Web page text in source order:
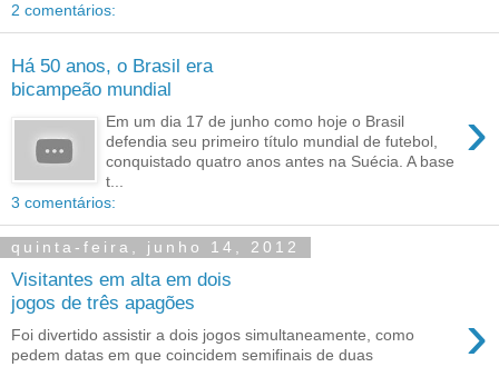
2 comentários:
Há 50 anos, o Brasil era
bicampeão mundial
›
Em um dia 17 de junho como hoje o Brasil
defendia seu primeiro título mundial de futebol,
conquistado quatro anos antes na Suécia. A base
t...
3 comentários:
quinta-feira, junho 14, 2012
Visitantes em alta em dois
jogos de três apagões
›
Foi divertido assistir a dois jogos simultaneamente, como
pedem datas em que coincidem semifinais de duas